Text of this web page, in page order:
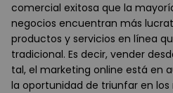
comercial exitosa que la
negocios encuentran más
productos y servicios en línea
tradicional. Es decir, vender
tal, el marketing online está en
la oportunidad de triunfar en los